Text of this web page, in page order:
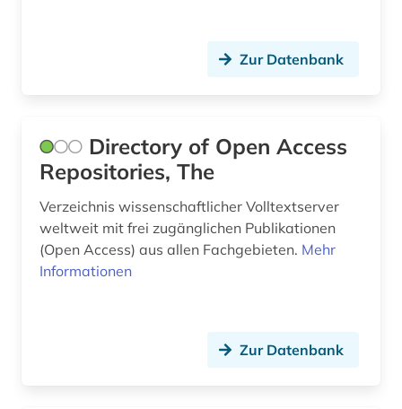
ddr&gt (1)
demographie (1)
demotisch (2)
Zur Datenbank
Directory of Open Access
Repositories, The
Verzeichnis wissenschaftlicher Volltextserver
weltweit mit frei zugänglichen Publikationen
(Open Access) aus allen Fachgebieten. Mehr
Informationen
Zur Datenbank